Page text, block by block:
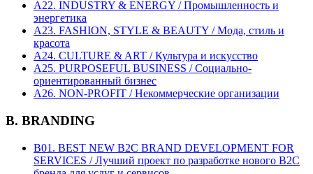
A22. INDUSTRY & ENERGY / Промышленность и
энергетика
A23. FASHION, STYLE & BEAUTY / Мода, стиль и
красота
A24. CULTURE & ART / Культура и искусство
A25. PURPOSEFUL BUSINESS / Социально-
ориентированный бизнес
A26. NON-PROFIT / Некоммерческие организации
B. BRANDING
B01. BEST NEW B2C BRAND DEVELOPMENT FOR
SERVICES / Лучший проект по разработке нового B2C